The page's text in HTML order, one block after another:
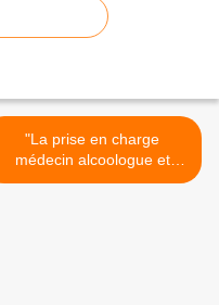
"La prise en charge
médecin alcoologue et
groupe d'entraide est